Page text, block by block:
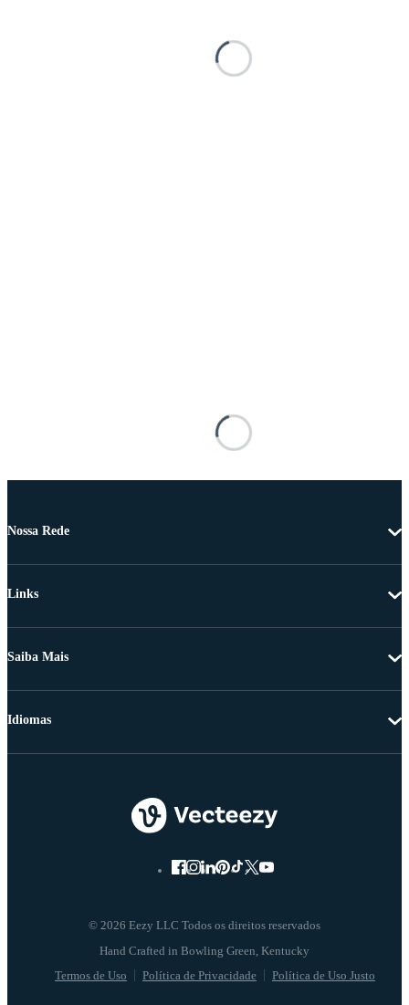
Nossa Rede
Links
Saiba Mais
© 2026 Eezy LLC Todos os direitos reservados
Termos de Uso Política de Privacidade Política de Uso Justo
Idiomas